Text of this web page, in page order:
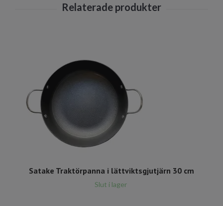
Satake Traktörpanna i lättviktsgjutjärn 30 cm
Slut i lager